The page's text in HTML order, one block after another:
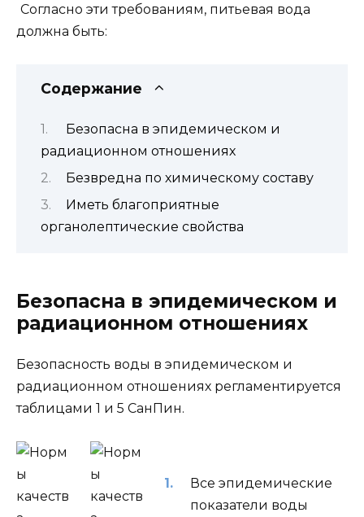
Согласно эти требованиям, питьевая вода
должна быть:
Содержание
Безопасна в эпидемическом и
радиационном отношениях
Безвредна по химическому составу
Иметь благоприятные
органолептические свойства
Безопасна в эпидемическом и
радиационном отношениях
Безопасность воды в эпидемическом и
радиационном отношениях регламентируется
таблицами 1 и 5 СанПин.
Все эпидемические
показатели воды